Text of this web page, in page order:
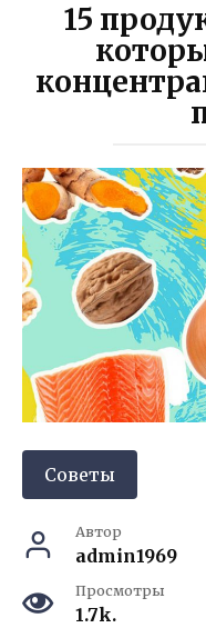
15
Советы
Автор
admin1969
Просмотры
1.7k.